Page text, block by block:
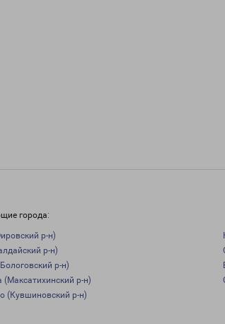
города:
р-н)
р-н)
р-н)
(Максатихинский р-н)
(Кувшиновский р-н)